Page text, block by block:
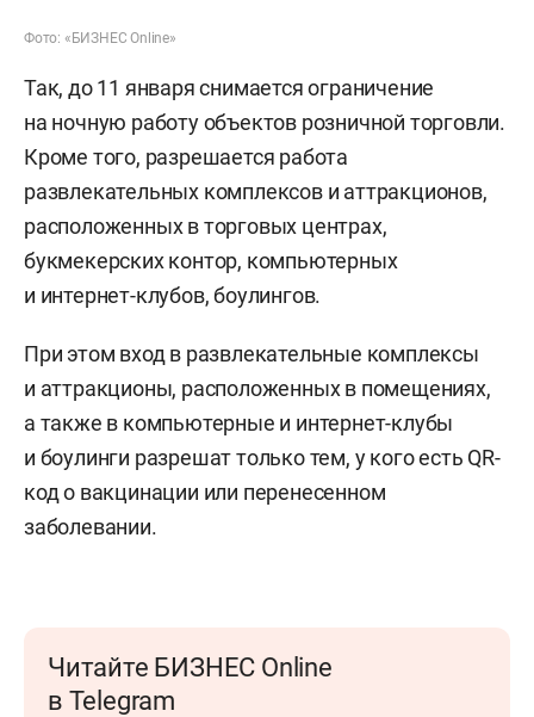
Фото: «БИЗНЕС Online»
Так, до 11 января снимается ограничение
на ночную работу объектов розничной торговли.
Кроме того, разрешается работа
развлекательных комплексов и аттракционов,
расположенных в торговых центрах,
букмекерских контор, компьютерных
и интернет-клубов, боулингов.
При этом вход в развлекательные комплексы
и аттракционы, расположенных в помещениях,
а также в компьютерные и интернет-клубы
и боулинги разрешат только тем, у кого есть QR-
код о вакцинации или перенесенном
заболевании.
Читайте БИЗНЕС Online
в Telegram